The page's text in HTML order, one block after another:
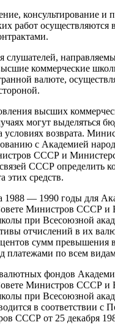
консультирование и
работ осуществляются
слушателей,
коммерческие
валюте,
высших
могут выделяться
условиях возврата.
с Академией
СССР и
СССР определить
этих средств.
1988 — 1990 годы для
Министров СССР
при Всесоюзной
отчислений в их
сумм превышения
платежами по всем
фондов
Министров СССР
при Всесоюзной
в соответствии с
СССР от 25 декабря